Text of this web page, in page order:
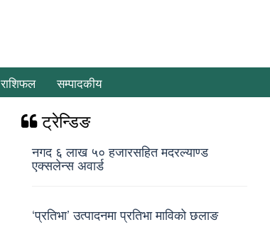
राशिफल सम्पादकीय
ट्रेन्डिङ
नगद ६ लाख ५० हजारसहित मदरल्याण्ड
एक्सलेन्स अवार्ड
‘प्रतिभा’ उत्पादनमा प्रतिभा माविको छलाङ